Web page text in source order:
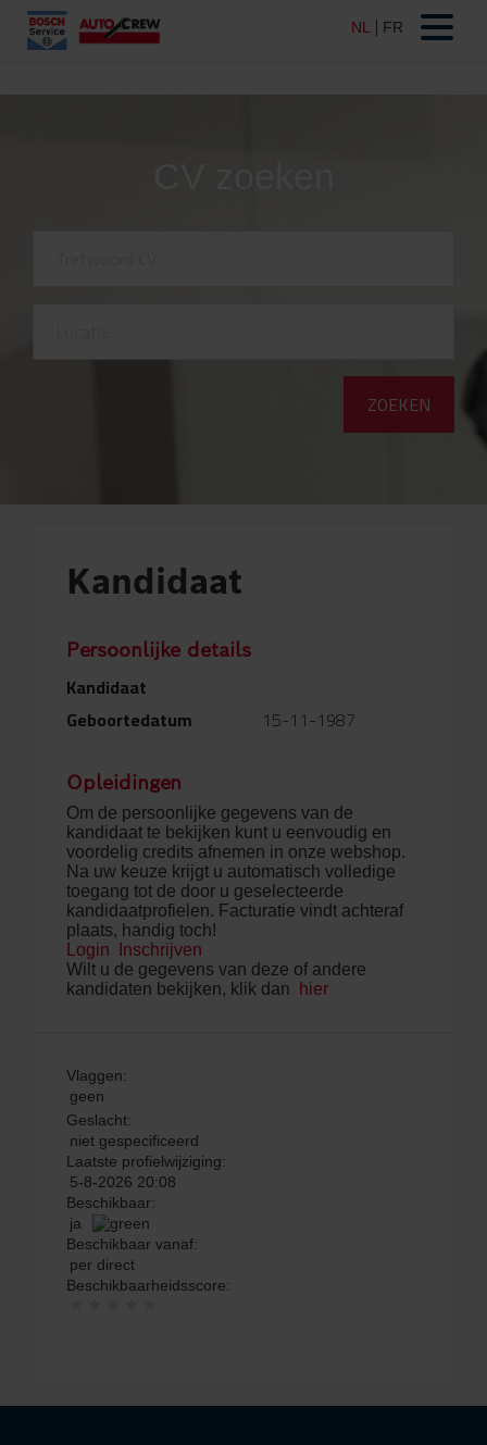
Kandidaat
Persoonlijke details
Kandidaat
Geboortedatum
15-11-1987
Opleidingen
Om de persoonlijke gegevens van de
kandidaat te bekijken kunt u eenvoudig en
voordelig credits afnemen in onze webshop.
Na uw keuze krijgt u automatisch volledige
toegang tot de door u geselecteerde
kandidaatprofielen. Facturatie vindt achteraf
plaats, handig toch!
Login
Inschrijven
Wilt u de gegevens van deze of andere
kandidaten bekijken, klik dan
hier
Vlaggen:
geen
Geslacht:
niet gespecificeerd
Laatste profielwijziging:
5-8-2026 20:08
Beschikbaar:
ja
Beschikbaar vanaf:
per direct
Beschikbaarheidsscore: